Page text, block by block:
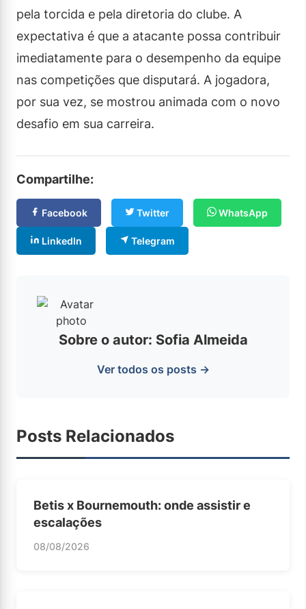
pela torcida e pela diretoria do clube. A
expectativa é que a atacante possa contribuir
imediatamente para o desempenho da equipe
nas competições que disputará. A jogadora,
por sua vez, se mostrou animada com o novo
desafio em sua carreira.
Compartilhe:
Facebook Twitter WhatsApp
LinkedIn Telegram
Sobre o autor: Sofia Almeida
Ver todos os posts →
Posts Relacionados
Betis x Bournemouth: onde assistir e
escalações
08/08/2026